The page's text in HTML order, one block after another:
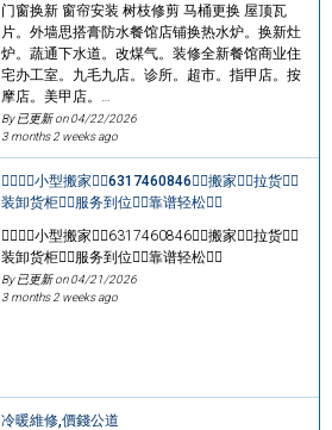
门窗换新 窗帘安装 树枝修剪 马桶更换 屋顶瓦
片。外墙思搭膏防水餐馆店铺换热水炉。换新灶
炉。蔬通下水道。改煤气。装修全新餐馆商业住
宅办工室。九毛九店。诊所。超市。指甲店。按
摩店。美甲店。…
By 已更新 on04/22/2026
3 months 2 weeks ago
👷‍♂️👷‍♂️小型搬家👷‍♂️6317460846👷‍♂️搬家👷‍♂️拉货👷‍♂️
装卸货柜👷‍♂️服务到位👷‍♂️靠谱轻松👷‍♂️
👷‍♂️👷‍♂️小型搬家👷‍♂️6317460846👷‍♂️搬家👷‍♂️拉货👷‍♂️
装卸货柜👷‍♂️服务到位👷‍♂️靠谱轻松👷‍♂️
By 已更新 on04/21/2026
3 months 2 weeks ago
冷暖維修,價錢公道